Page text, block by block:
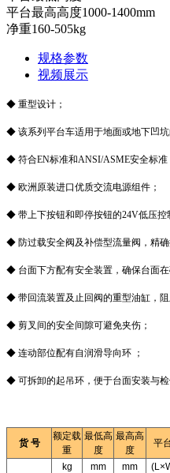
平台最高高度1000-1400mm
净重160-505kg
规格参数
视频展示
◆ 重型设计；
◆ 该系列平台车适用于地面或地下凹坑
◆ 符合EN标准和ANSI/ASME安全标准
◆ 欧洲原装进口优质交流电源组件；
◆ 带上下按钮和即停按钮的24V低压控
◆ 防过载安全阀及补偿型流量阀，精
◆ 台面下方配有安全装置，确保台面在
◆ 带回流装置及止回阀的重型油缸，阻
◆ 剪叉间的安全间隙可避免夹伤；
◆ 连动部位配有自润滑导向环 ；
◆ 可拆卸的起吊环，便于台面安装与检
货 号
额定载
重
最低高
度
最高高
度
平
kg
mm mm